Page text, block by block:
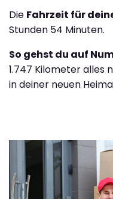
Die Fahrzeit für
Stunden 54 Minuten.
So gehst du auf
1.747 Kilometer alles
in deiner neuen